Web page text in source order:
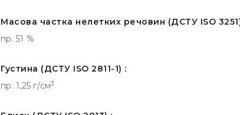
Масова частка нелетких речовин (ДСТУ ISO
пр. 51 %
Густина (ДСТУ ISO 2811-1) :
пр. 1,25 г/см3